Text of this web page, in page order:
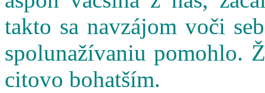
takto sa navzájom voči
spolunažívaniu pomohlo.
citovo bohatším.